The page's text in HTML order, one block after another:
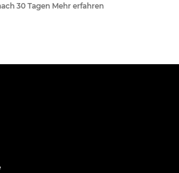
30 Tagen Mehr erfahren